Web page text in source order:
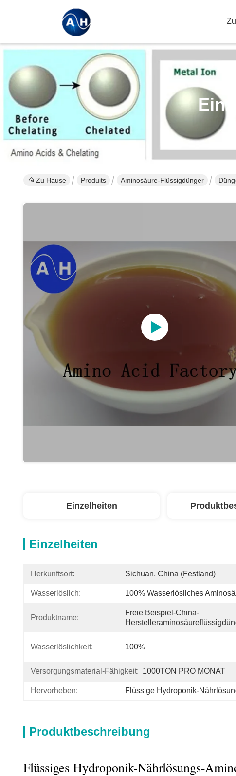
Zu Hause Produits Aminosäure-Flüssigdünger
Einzelheiten
Einzelheiten
Herkunftsort: Sichuan, China (Festland)
Wasserlöslich: 100% Wasserlösliches
Produktname:
Freie Beispiel-China-
Wasserlöslichkeit: 100%
Versorgungsmaterial-Fähigkeit: 1000TON PRO MONAT
Hervorheben: Flüssige Hydroponik-
Produktbeschreibung
Flüssiges Hydroponik-Nährlösungs-